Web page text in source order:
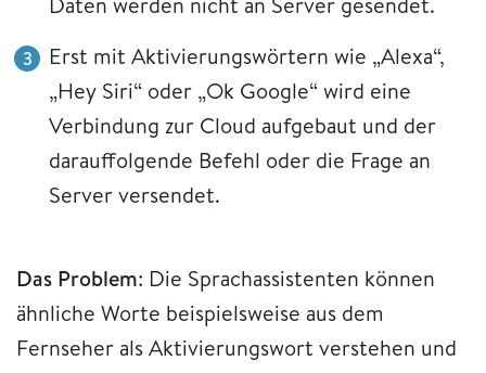
Erst mit Aktivierungswörtern wie „Alexa“,
„Hey Siri“ oder „Ok Google“ wird eine
Verbindung zur Cloud aufgebaut und der
darauffolgende Befehl oder die Frage an
Server versendet.
Das Problem: Die Sprachassistenten können
ähnliche Worte beispielsweise aus dem
Fernseher als Aktivierungswort verstehen und